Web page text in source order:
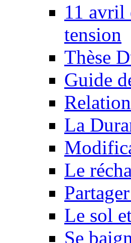
11 avril
tension
Thèse
Guide
La
Le
Le sol
Se